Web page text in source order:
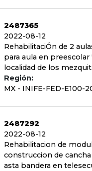
2487365
2022-08-12
RehabilitaciÓn de 2
para aula en
localidad de los
Región:
MX - INIFE-FED-E100-
2487292
2022-08-12
Rehabilitacion de
construccion de
asta bandera en